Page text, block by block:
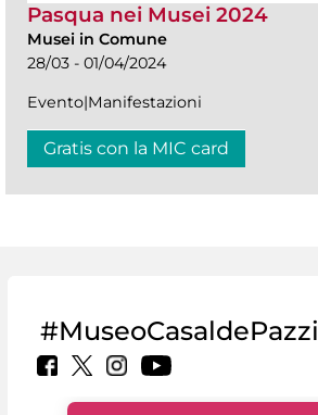
Pasqua nei Musei 2024
Musei in Comune
28/03 - 01/04/2024
Evento|Manifestazioni
Gratis con la MIC card
#MuseoCasaldePazzi